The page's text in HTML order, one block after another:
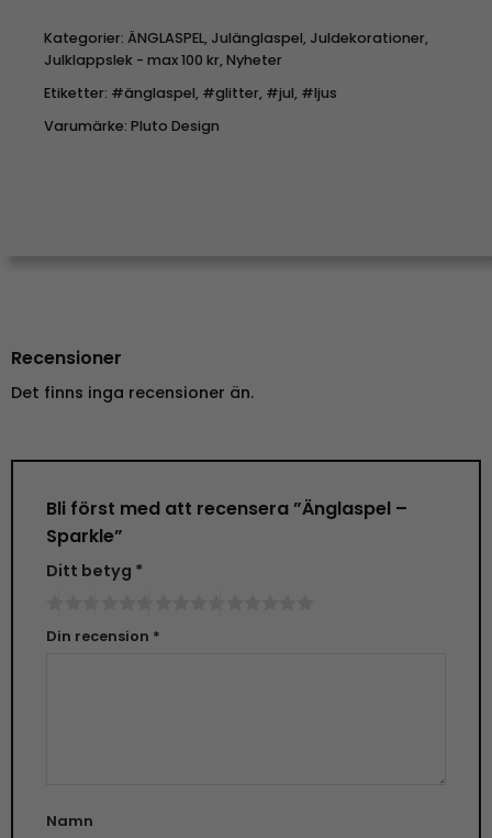
Kategorier: ÄNGLASPEL, Julänglaspel, Juldekorationer,
Julklappslek - max 100 kr,Nyheter
Etiketter: #änglaspel, #glitter, #jul, #ljus
Varumärke: Pluto Design
Recensioner
Det finns inga recensioner än.
Bli först med att recensera ”Änglaspel –
Sparkle”
Ditt betyg *
Din recension *
Namn